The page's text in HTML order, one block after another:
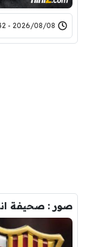
2026/08/08 - 13:42
صور : صحيفة